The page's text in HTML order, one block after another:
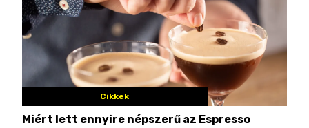
Cikkek
Miért lett ennyire népszerű az Espresso